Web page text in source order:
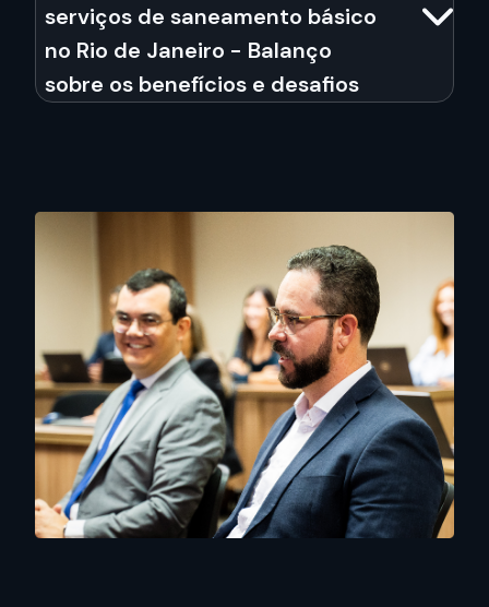
serviços de saneamento básico
no Rio de Janeiro - Balanço
sobre os benefícios e desafios